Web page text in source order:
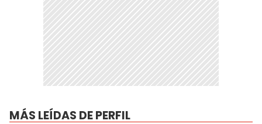
MÁS LEÍDAS DE PERFIL